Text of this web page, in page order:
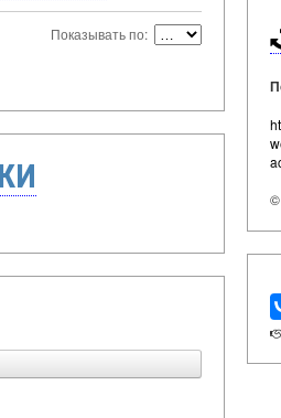
Показывать по:
©